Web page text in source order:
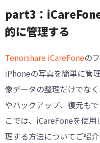
part3：
的に管理する
Tenorshare iCareFoneの
iPhoneの写真を簡単に管
像データの整理だけでな
やバックアップ、復元も
こでは、iCareFoneを使
理する方法についてご紹介